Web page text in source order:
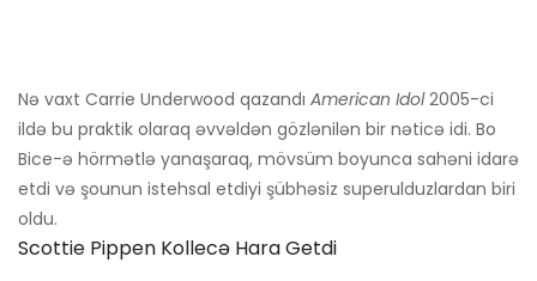
Nə vaxt Carrie Underwood qazandı American Idol2005-ci
ildə bu praktik olaraq əvvəldən gözlənilən bir nəticə idi. Bo
Bice-ə hörmətlə yanaşaraq, mövsüm boyunca sahəni idarə
etdi və şounun istehsal etdiyi şübhəsiz superulduzlardan biri
oldu.
Scottie Pippen Kollecə Hara Getdi